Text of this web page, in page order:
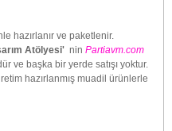
hazırlanır ve paketlenir.
Atölyesi' nin Partiavm.com
ve başka bir yerde satışı yoktur.
hazırlanmış muadil ürünlerle